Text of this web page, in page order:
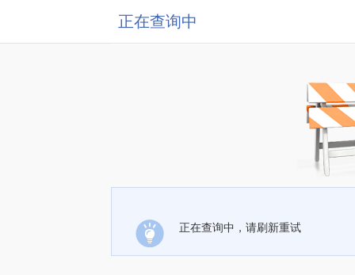
正在查询中
正在查询中，请刷新重试